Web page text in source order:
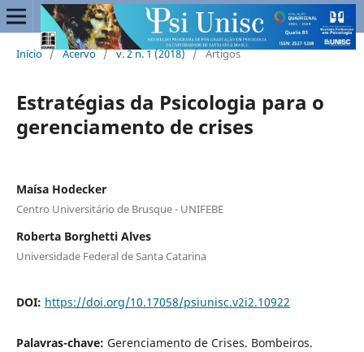
Início / Acervo / v. 2 n. 1 (2018) / Artigos
Estratégias da Psicologia para o
gerenciamento de crises
Maísa Hodecker
Centro Universitário de Brusque - UNIFEBE
Roberta Borghetti Alves
Universidade Federal de Santa Catarina
DOI: https://doi.org/10.17058/psiunisc.v2i2.10922
Palavras-chave: Gerenciamento de Crises. Bombeiros.